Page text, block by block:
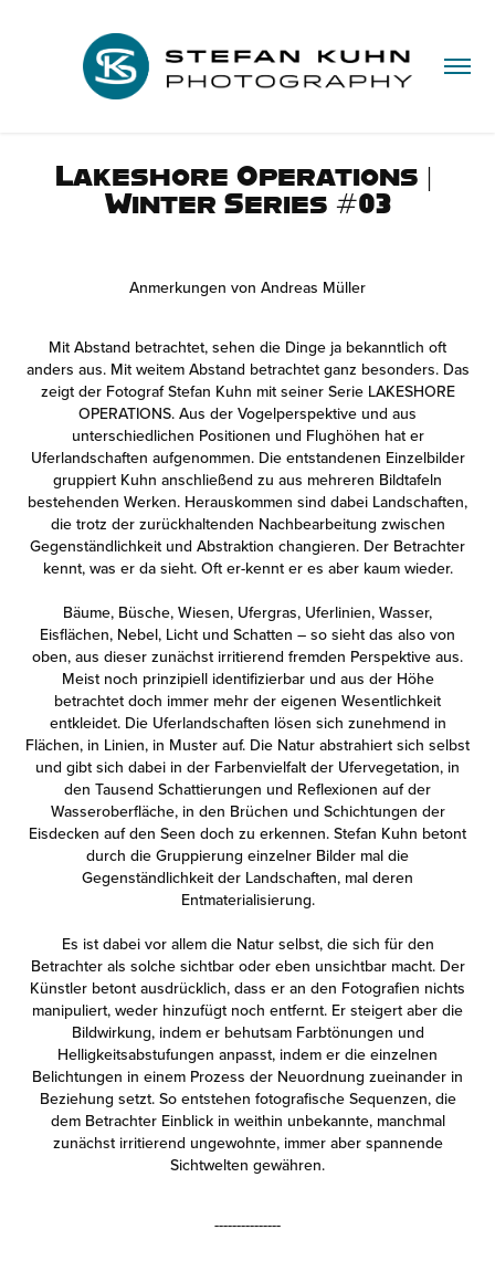
Lakeshore Operations |
Winter Series #03
Anmerkungen von Andreas Müller
Mit Abstand betrachtet, sehen die Dinge ja bekanntlich oft
anders aus. Mit weitem Abstand betrachtet ganz besonders. Das
zeigt der Fotograf Stefan Kuhn mit seiner Serie LAKESHORE
OPERATIONS. Aus der Vogelperspektive und aus
unterschiedlichen Positionen und Flughöhen hat er
Uferlandschaften aufgenommen. Die entstandenen Einzelbilder
gruppiert Kuhn anschließend zu aus mehreren Bildtafeln
bestehenden Werken. Herauskommen sind dabei Landschaften,
die trotz der zurückhaltenden Nachbearbeitung zwischen
Gegenständlichkeit und Abstraktion changieren. Der Betrachter
kennt, was er da sieht. Oft er-kennt er es aber kaum wieder.
Bäume, Büsche, Wiesen, Ufergras, Uferlinien, Wasser,
Eisflächen, Nebel, Licht und Schatten – so sieht das also von
oben, aus dieser zunächst irritierend fremden Perspektive aus.
Meist noch prinzipiell identifizierbar und aus der Höhe
betrachtet doch immer mehr der eigenen Wesentlichkeit
entkleidet. Die Uferlandschaften lösen sich zunehmend in
Flächen, in Linien, in Muster auf. Die Natur abstrahiert sich selbst
und gibt sich dabei in der Farbenvielfalt der Ufervegetation, in
den Tausend Schattierungen und Reflexionen auf der
Wasseroberfläche, in den Brüchen und Schichtungen der
Eisdecken auf den Seen doch zu erkennen. Stefan Kuhn betont
durch die Gruppierung einzelner Bilder mal die
Gegenständlichkeit der Landschaften, mal deren
Entmaterialisierung.
Es ist dabei vor allem die Natur selbst, die sich für den
Betrachter als solche sichtbar oder eben unsichtbar macht. Der
Künstler betont ausdrücklich, dass er an den Fotografien nichts
manipuliert, weder hinzufügt noch entfernt. Er steigert aber die
Bildwirkung, indem er behutsam Farbtönungen und
Helligkeitsabstufungen anpasst, indem er die einzelnen
Belichtungen in einem Prozess der Neuordnung zueinander in
Beziehung setzt. So entstehen fotografische Sequenzen, die
dem Betrachter Einblick in weithin unbekannte, manchmal
zunächst irritierend ungewohnte, immer aber spannende
Sichtwelten gewähren.
---------------